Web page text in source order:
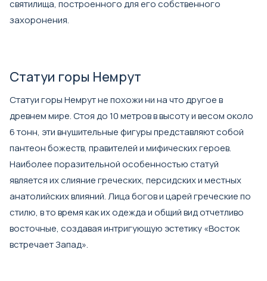
святилища, построенного для его собственного
захоронения.
Статуи горы Немрут
Статуи горы Немрут не похожи ни на что другое в
древнем мире. Стоя до 10 метров в высоту и весом около
6 тонн, эти внушительные фигуры представляют собой
пантеон божеств, правителей и мифических героев.
Наиболее поразительной особенностью статуй
является их слияние греческих, персидских и местных
анатолийских влияний. Лица богов и царей греческие по
стилю, в то время как их одежда и общий вид отчетливо
восточные, создавая интригующую эстетику «Восток
встречает Запад».